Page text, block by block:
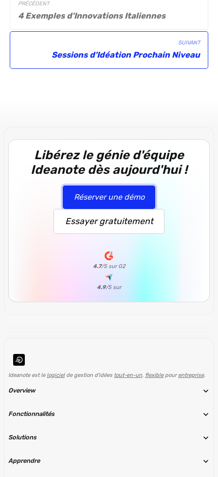
PRÉCÉDENT
4 Exemples d'Innovations Italiennes
SUIVANT
Sessions d'Idéation Prochain Niveau
Libérez le génie d'équipe
Ideanote dès aujourd'hui !
Réserver une démo
Essayer gratuitement
4.7/5 sur G2
4.9/5 sur
Ideanote est le logicielde gestion d'idées tout-en-un, flexiblepourentreprise.
Overview
Fonctionnalités
Solutions
Apprendre